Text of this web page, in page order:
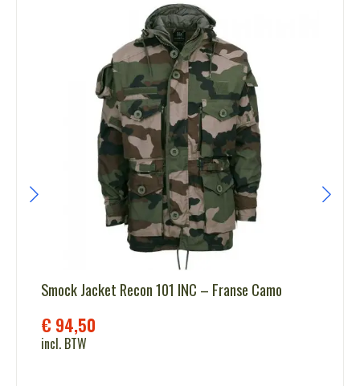
Smock Jacket Recon 101 INC – Franse Camo
€ 94,50
incl. BTW